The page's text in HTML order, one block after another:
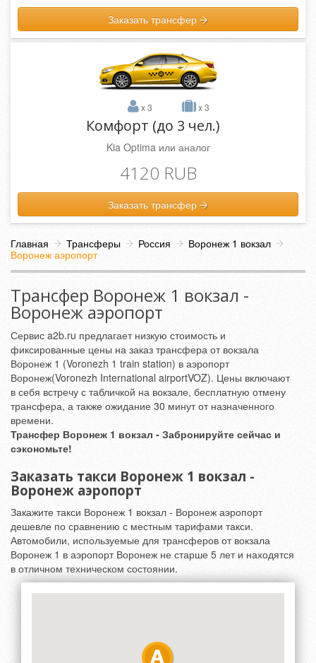
Главная Трансферы Россия
Воронеж 1 вокзал
Воронеж аэропорт
Трансфер Воронеж 1 вокзал -
Воронеж аэропорт
Сервис a2b.ru предлагает низкую стоимость и
фиксированные цены на заказ трансфера от вокзала
Воронеж 1 (Voronezh 1 train station) в аэропорт
Воронеж(Voronezh International airportVOZ). Цены включают
в себя встречу с табличкой на вокзале, бесплатную отмену
трансфера, а также ожидание 30 минут от назначенного
времени.
Трансфер Воронеж 1 вокзал - Забронируйте сейчас и
сэкономьте!
Заказать такси Воронеж 1 вокзал -
Воронеж аэропорт
Закажите такси Воронеж 1 вокзал - Воронеж аэропорт
дешевле по сравнению с местным тарифами такси.
Автомобили, используемые для трансферов от вокзала
Воронеж 1 в аэропорт Воронеж не старше 5 лет и находятся
в отличном техническом состоянии.
Заказать трансфер
x 3 x 3
Комфорт (до 3 чел.)
Kia Optima или аналог
4120 RUB
Заказать трансфер